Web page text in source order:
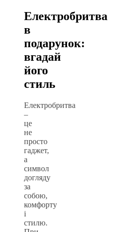
Електробритва
в
подарунок:
вгадай
його
стиль
Електробритва
–
це
не
просто
гаджет,
а
символ
догляду
за
собою,
комфорту
і
стилю.